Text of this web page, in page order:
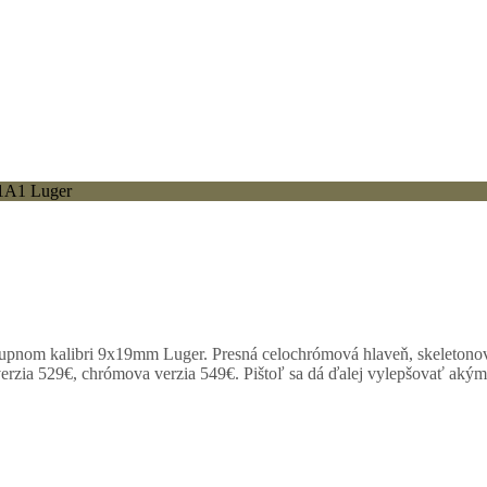
Luger
kalibri 9x19mm Luger. Presná celochrómová hlaveň,
529€, chrómova verzia 549€. Pištoľ sa dá ďalej vylepšovať